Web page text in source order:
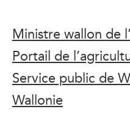
Ministre wallon de
Portail de
Service public de
Wallonie